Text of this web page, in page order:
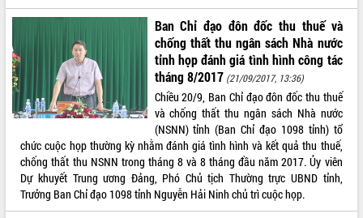
Ban Chỉ đạo đôn đốc thu thuế và
chống thất thu ngân sách Nhà nước
tỉnh họp đánh giá tình hình công tác
tháng 8/2017 (21/09/2017, 13:36)
Chiều 20/9, Ban Chỉ đạo đôn đốc thu thuế
và chống thất thu ngân sách Nhà nước
(NSNN) tỉnh (Ban Chỉ đạo 1098 tỉnh) tổ
chức cuộc họp thường kỳ nhằm đánh giá tình hình và kết quả thu thuế,
chống thất thu NSNN trong tháng 8 và 8 tháng đầu năm 2017. Ủy viên
Dự khuyết Trung ương Đảng, Phó Chủ tịch Thường trực UBND tỉnh,
Trưởng Ban Chỉ đạo 1098 tỉnh Nguyễn Hải Ninh chủ trì cuộc họp.